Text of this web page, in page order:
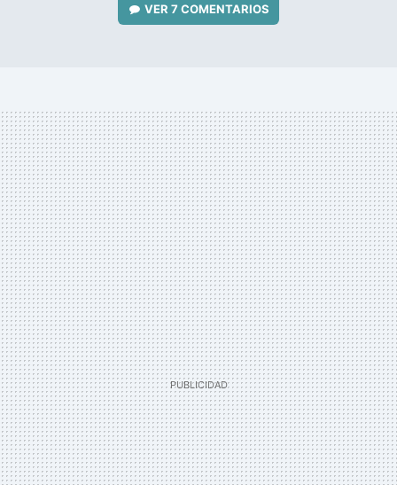
VER7 COMENTARIOS